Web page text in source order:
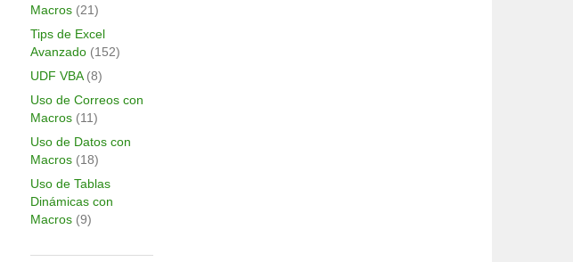
Macros(21)
Tips de Excel
Avanzado(152)
UDF VBA(8)
Uso de Correos con
Macros(11)
Uso de Datos con
Macros(18)
Uso de Tablas
Dinámicas con
Macros(9)